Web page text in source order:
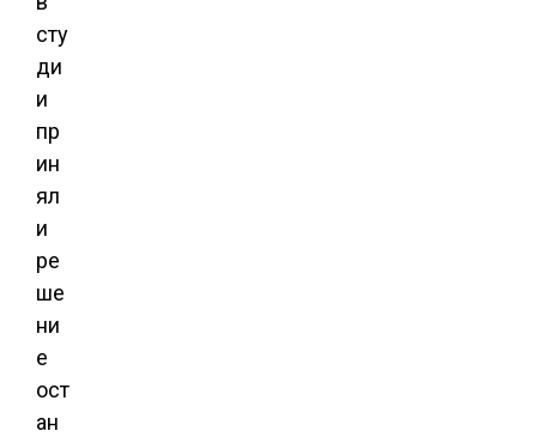
сту
ди
и
пр
ин
ял
и
ре
ше
ни
е
ост
ан